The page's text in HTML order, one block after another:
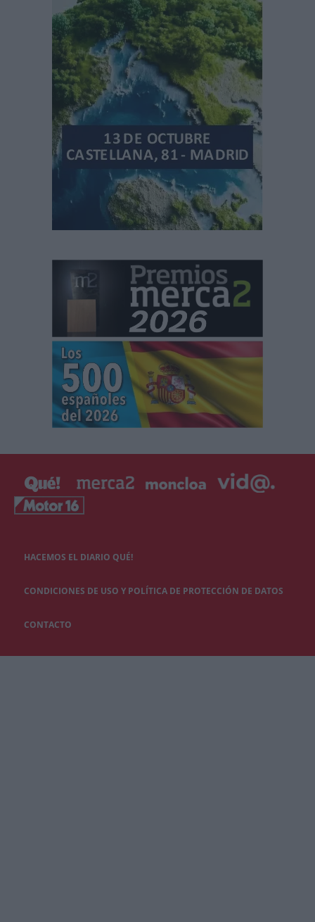
HACEMOS EL DIARIO QUÉ!
CONDICIONES DE USO Y POLÍTICA DE PROTECCIÓN DE DATOS
CONTACTO